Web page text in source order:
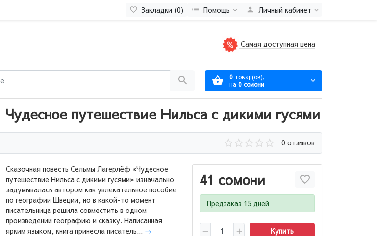
Закладки (0) Помощь Личный кабинет
Самая доступная цена
0 товар(ов),
на 0 сомони
путешествие Нильса с дикими гусями
0 отзывов
41 сомони
Предзаказ 15 дней
Купить
Сказочная повесть Сельмы Лагерлёф «Чудесное
путешествие Нильса с дикими гусями» изначально
задумывалась автором как увлекательное пособие
по географии Швеции, но в какой-то момент
писательница решила совместить в одном
произведении географию и сказку. Написанная
ярким языком, книга принесла писатель... →